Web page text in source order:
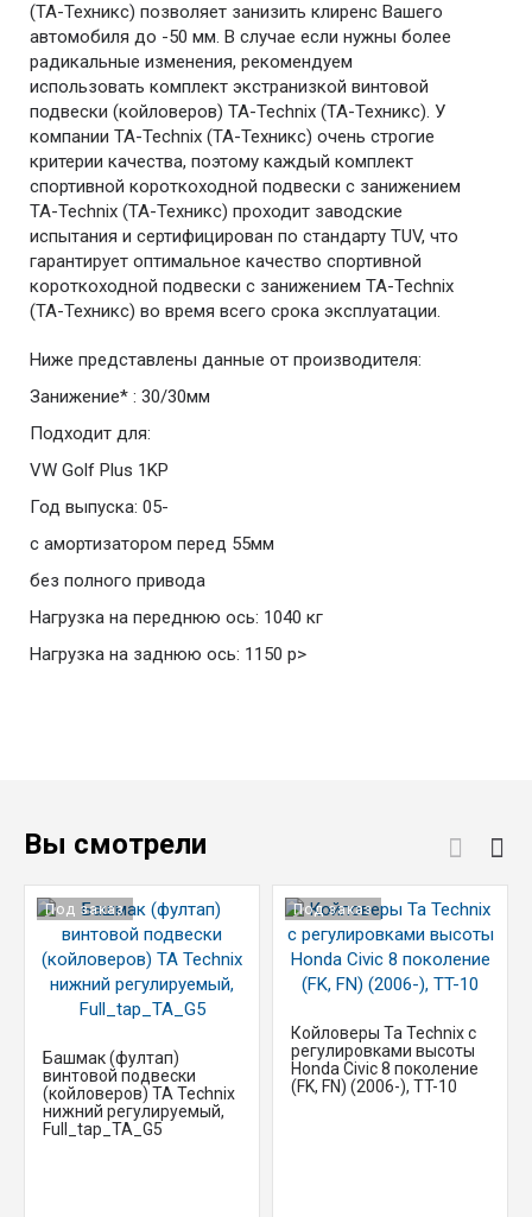
(ТА-Техникс) позволяет занизить клиренс Вашего
автомобиля до -50 мм. В случае если нужны более
радикальные изменения, рекомендуем
использовать комплект экстранизкой винтовой
подвески (койловеров) TA-Technix (ТА-Техникс). У
компании TA-Technix (ТА-Техникс) очень строгие
критерии качества, поэтому каждый комплект
спортивной короткоходной подвески с занижением
TA-Technix (ТА-Техникс) проходит заводские
испытания и сертифицирован по стандарту TUV, что
гарантирует оптимальное качество спортивной
короткоходной подвески с занижением TA-Technix
(ТА-Техникс) во время всего срока эксплуатации.
Ниже представлены данные от производителя:
Занижение* : 30/30мм
Подходит для:
VW Golf Plus 1KP
Год выпуска: 05-
с амортизатором перед 55мм
без полного привода
Нагрузка на переднюю ось: 1040 кг
Нагрузка на заднюю ось: 1150 р>
Вы смотрели
Под заказ
Башмак (фултап)
винтовой подвески
(койловеров) TA Technix
нижний регулируемый,
Full_tap_TA_G5
Под заказ
Койловеры Ta Technix с
регулировками высоты
Honda Civic 8 поколение
(FK, FN) (2006-), TT-10